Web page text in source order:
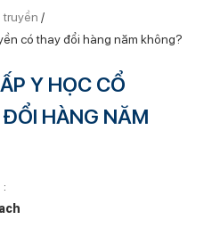
truyền /
có thay đổi hàng năm không?
Y HỌC CỔ
HÀNG NĂM